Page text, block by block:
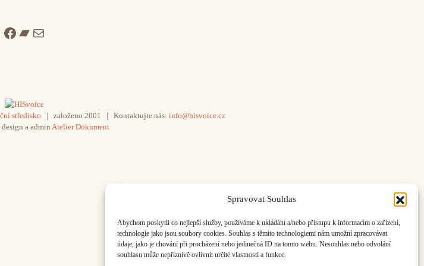
Spravovat Souhlas
Abychom poskytli co nejlepší služby, používáme k ukládání a/nebo přístupu k informacím o zařízení,
technologie jako jsou soubory cookies. Souhlas s těmito technologiemi nám umožní zpracovávat
údaje, jako je chování při procházení nebo jedinečná ID na tomto webu. Nesouhlas nebo odvolání
souhlasu může nepříznivě ovlivnit určité vlastnosti a funkce.
Facebook
Bandcamp
Mail
středisko | založeno 2001 | Kontaktujte nás: info@hisvoice.cz
a admin Atelier Dokument